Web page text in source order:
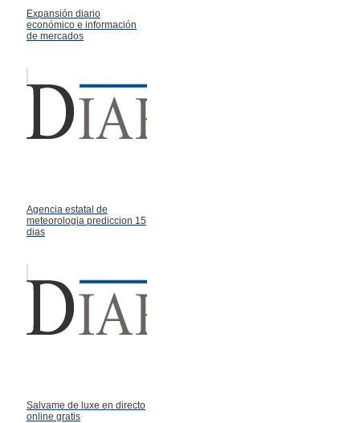
Expansión diario
económico e información
de mercados
Agencia estatal de
meteorologia prediccion 15
dias
Salvame de luxe en directo
online gratis